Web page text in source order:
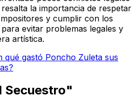
la importancia de respetar
y cumplir con los
evitar problemas legales y
artística.
qué gastó Poncho Zuleta sus
Secuestro"